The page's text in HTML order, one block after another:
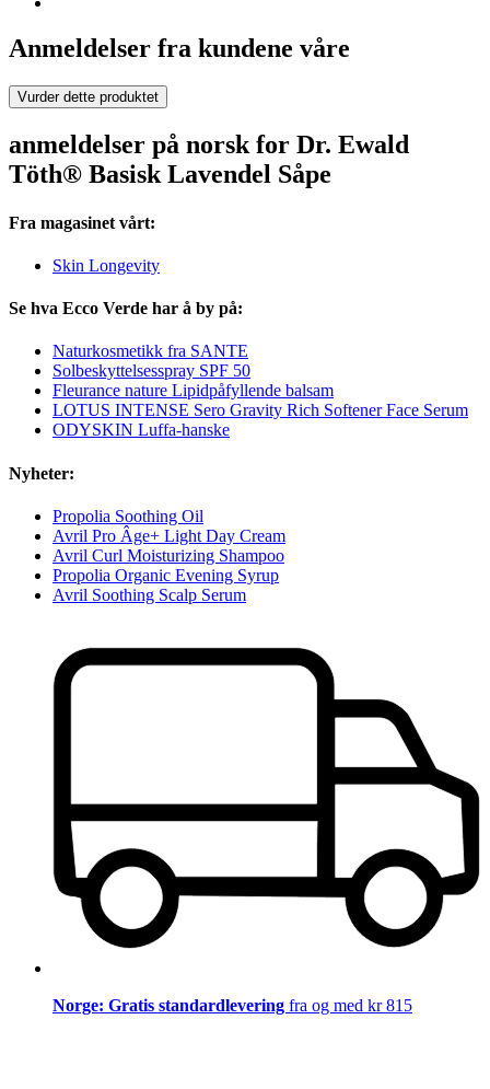
Anmeldelser fra kundene våre
Vurder dette produktet
anmeldelser på norsk for Dr. Ewald
Töth® Basisk Lavendel Såpe
Fra magasinet vårt:
Skin Longevity
Se hva Ecco Verde har å by på:
Naturkosmetikk fra SANTE
Solbeskyttelsesspray SPF 50
Fleurance nature Lipidpåfyllende balsam
LOTUS INTENSE Sero Gravity Rich Softener Face Serum
ODYSKIN Luffa-hanske
Nyheter:
Propolia Soothing Oil
Avril Pro Âge+ Light Day Cream
Avril Curl Moisturizing Shampoo
Propolia Organic Evening Syrup
Avril Soothing Scalp Serum
Norge: Gratis standardlevering fra og med kr 815